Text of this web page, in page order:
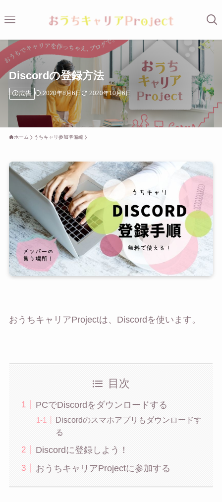
Discordの登録方法
広告 2020年8月6日 2020年10月6日
ホーム うちキャリ参加準備編
おうちキャリアProjectは、Discordを使います。
目次
PCでDiscordをダウンロードする
Discordのスマホアプリもダウンロードす
る
Discordに登録しよう！
おうちキャリアProjectに参加する